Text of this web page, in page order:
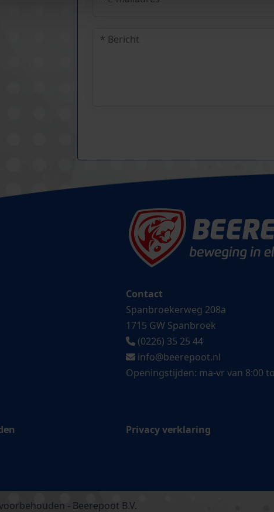
Contact
Spanbroekerweg 208a
1715 GW Spanbroek
(0226) 35 25 44
info@beerepoot.nl
Openingstijden: ma-vr van 8:00
Privacy verklaring
- Beerepoot B.V.